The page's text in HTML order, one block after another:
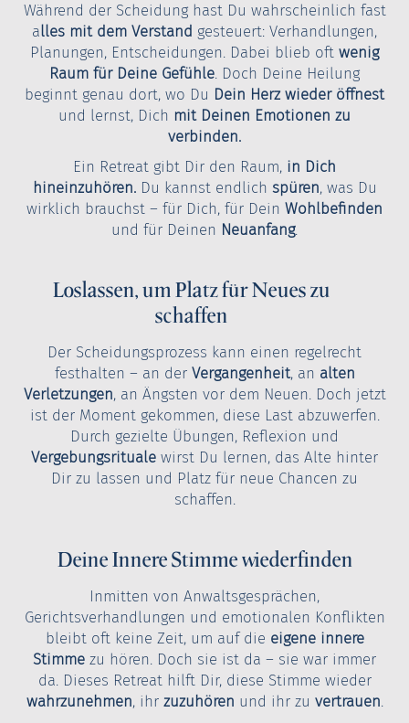
Während der Scheidung hast Du wahrscheinlich fast
alles mit dem Verstand gesteuert: Verhandlungen,
Planungen, Entscheidungen. Dabei blieb oft wenig
Raum für Deine Gefühle. Doch Deine Heilung
beginnt genau dort, wo Du Dein Herz wieder öffnest
und lernst, Dich mit Deinen Emotionen zu
verbinden.
Ein Retreat gibt Dir den Raum, in Dich
hineinzuhören.Du kannst endlich spüren, was Du
wirklich brauchst – für Dich, für Dein Wohlbefinden
und für Deinen Neuanfang.
Loslassen, um Platz für Neues zu
schaffen
Der Scheidungsprozess kann einen regelrecht
festhalten – an der Vergangenheit, an alten
Verletzungen, an Ängsten vor dem Neuen. Doch jetzt
ist der Moment gekommen, diese Last abzuwerfen.
Durch gezielte Übungen, Reflexion und
Vergebungsrituale wirst Du lernen, das Alte hinter
Dir zu lassen und Platz für neue Chancen zu
schaffen.
Deine Innere Stimme wiederfinden
Inmitten von Anwaltsgesprächen,
Gerichtsverhandlungen und emotionalen Konflikten
bleibt oft keine Zeit, um auf die eigene innere
Stimme zu hören. Doch sie ist da – sie war immer
da. Dieses Retreat hilft Dir, diese Stimme wieder
wahrzunehmen, ihr zuzuhören und ihr zu vertrauen.